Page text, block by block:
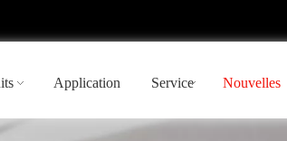
Application Service Nouvelles